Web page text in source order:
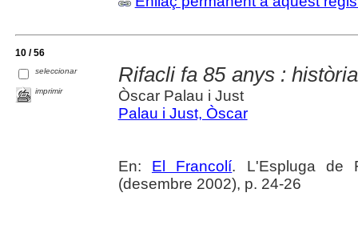
10 / 56
seleccionar
imprimir
Rifacli fa 85 anys :
Òscar Palau i Just
Palau i Just, Òscar
En: El Francolí. L'Espluga de
(desembre 2002), p. 24-26